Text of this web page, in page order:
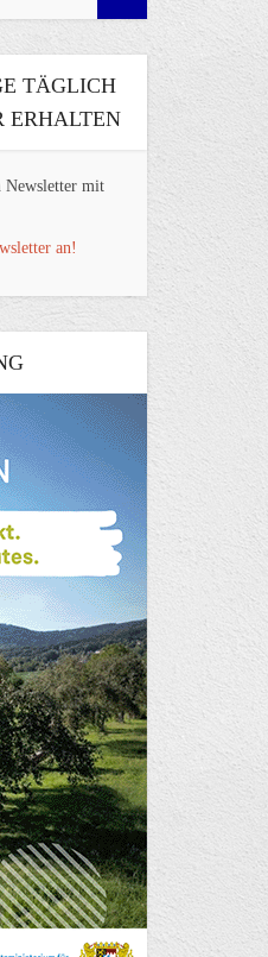
TÄGLICH
ERHALTEN
Newsletter mit
an!